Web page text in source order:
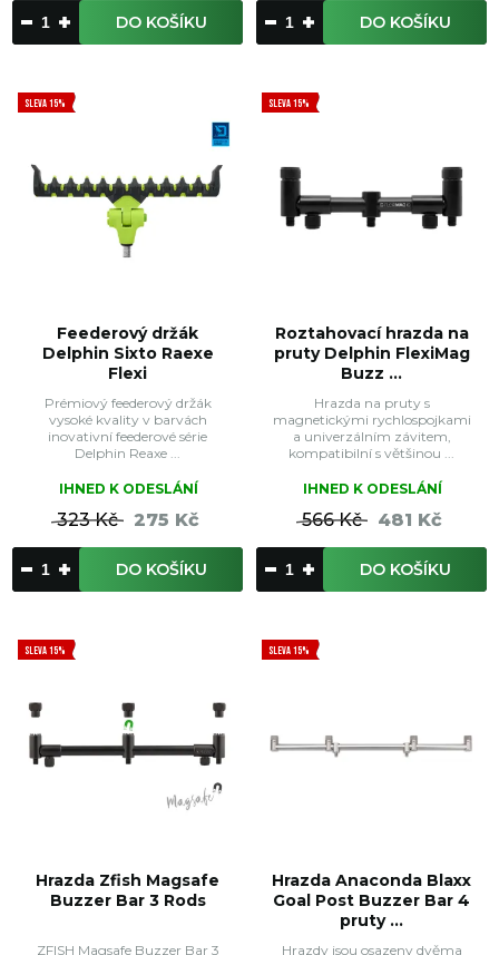
DO KOŠÍKU DO KOŠÍKU
SLEVA 15%
Feederový držák
Delphin Sixto Raexe
Flexi
Prémiový feederový držák
vysoké kvality v barvách
inovativní feederové série
Delphin Reaxe ...
IHNED K ODESLÁNÍ
323 Kč 275 Kč
DO KOŠÍKU
SLEVA 15%
Roztahovací hrazda na
pruty Delphin FlexiMag
Buzz ...
Hrazda na pruty s
magnetickými rychlospojkami
a univerzálním závitem,
kompatibilní s většinou ...
IHNED K ODESLÁNÍ
566 Kč 481 Kč
DO KOŠÍKU
SLEVA 15%
Hrazda Zfish Magsafe
Buzzer Bar 3 Rods
ZFISH Magsafe Buzzer Bar 3
SLEVA 15%
Hrazda Anaconda Blaxx
Goal Post Buzzer Bar 4
pruty ...
Hrazdy jsou osazeny dvěma